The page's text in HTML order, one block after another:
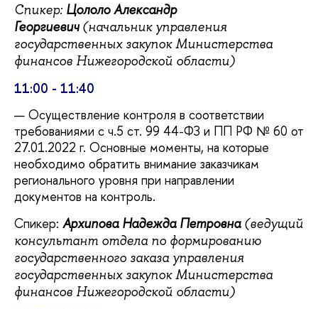
Спикер: Цололо Александр
Георгиевич(начальник управления
государственных закупок Министерства
финансов Нижегородской области)
11:00 - 11:40
Осуществление контроля в соответствии
требованиями с ч.5 ст. 99 44-ФЗ и ПП РФ № 60 от
27.01.2022 г. Основные моменты, на которые
необходимо обратить внимание заказчикам
регионального уровня при направлении
документов на контроль.
Спикер: Архипова Надежда Петровна(ведущий
консультант отдела по формированию
государственного заказа управления
государственных закупок Министерства
финансов Нижегородской области)